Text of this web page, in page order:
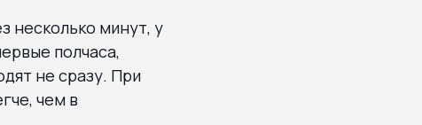
несколько минут, у
полчаса,
не сразу. При
чем в